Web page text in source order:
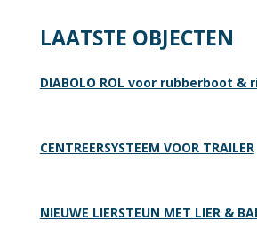
LAATSTE OBJECTEN
DIABOLO ROL voor rubberboot &
CENTREERSYSTEEM VOOR TRAILER
NIEUWE LIERSTEUN MET LIER &